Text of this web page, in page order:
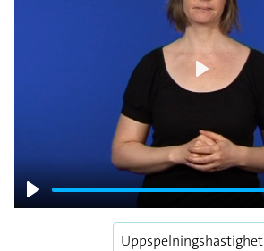
Play
Play
Uppspelningshastighet